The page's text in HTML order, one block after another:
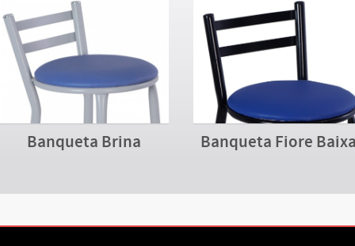
Banqueta Brina Banqueta Fiore